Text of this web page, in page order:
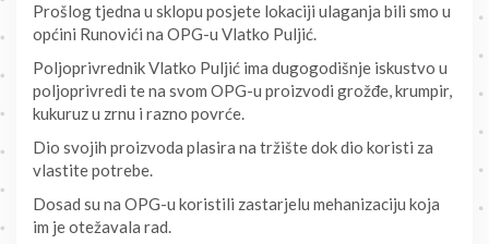
Prošlog tjedna u sklopu posjete lokaciji ulaganja bili smo u
općini Runovići na OPG-u Vlatko Puljić.
Poljoprivrednik Vlatko Puljić ima dugogodišnje iskustvo u
poljoprivredi te na svom OPG-u proizvodi grožđe, krumpir,
kukuruz u zrnu i razno povrće.
Dio svojih proizvoda plasira na tržište dok dio koristi za
vlastite potrebe.
Dosad su na OPG-u koristili zastarjelu mehanizaciju koja
im je otežavala rad.